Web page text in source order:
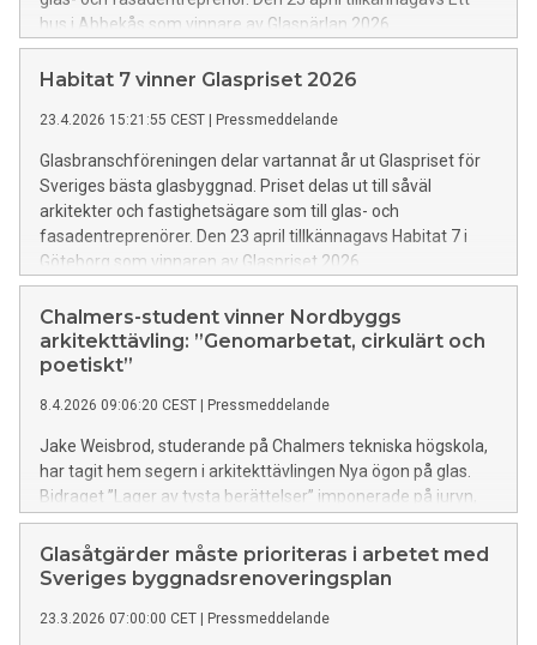
hus i Abbekås som vinnare av Glaspärlan 2026.
Habitat 7 vinner Glaspriset 2026
23.4.2026 15:21:55 CEST | Pressmeddelande
Glasbranschföreningen delar vartannat år ut Glaspriset för
Sveriges bästa glasbyggnad. Priset delas ut till såväl
arkitekter och fastighetsägare som till glas- och
fasadentreprenörer. Den 23 april tillkännagavs Habitat 7 i
Göteborg som vinnaren av Glaspriset 2026.
Chalmers-student vinner Nordbyggs
arkitekttävling: ”Genomarbetat, cirkulärt och
poetiskt”
8.4.2026 09:06:20 CEST | Pressmeddelande
Jake Weisbrod, studerande på Chalmers tekniska högskola,
har tagit hem segern i arkitekttävlingen Nya ögon på glas.
Bidraget ”Lager av tysta berättelser” imponerade på juryn,
som lyfter fram dess poetiska uttryck och konsekventa
genomarbetning. Paviljongen byggs nu upp i
Stockholmsmässans entréhall inför Nordbygg 2026.
Glasåtgärder måste prioriteras i arbetet med
Sveriges byggnadsrenoveringsplan
23.3.2026 07:00:00 CET | Pressmeddelande